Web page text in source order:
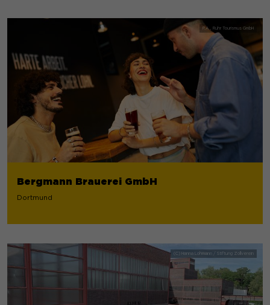
Bergmann Brauerei GmbH
Dortmund